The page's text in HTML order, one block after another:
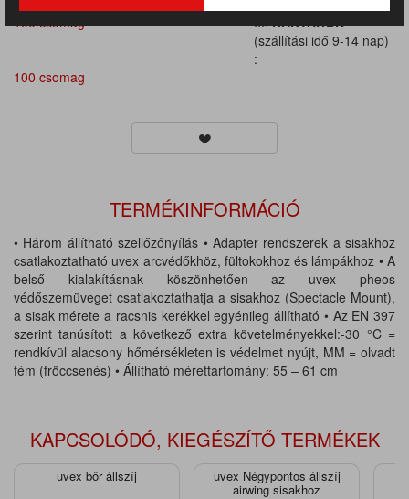
100 csomag
III.RAKTÁRON
(szállítási idő 9-14 nap)
:
100 csomag
TERMÉKINFORMÁCIÓ
• Három állítható szellőzőnyílás • Adapter rendszerek a sisakhoz
csatlakoztatható uvex arcvédőkhöz, fültokokhoz és lámpákhoz • A
belső kialakításnak köszönhetően az uvex pheos
védőszemüveget csatlakoztathatja a sisakhoz (Spectacle Mount),
a sisak mérete a racsnis kerékkel egyénileg állítható • Az EN 397
szerint tanúsított a következő extra követelményekkel:-30 °C =
rendkívül alacsony hőmérsékleten is védelmet nyújt, MM = olvadt
fém (fröccsenés) • Állítható mérettartomány: 55 – 61 cm
KAPCSOLÓDÓ, KIEGÉSZÍTŐ TERMÉKEK
uvex bőr állszíj uvex Négypontos állszíj
airwing sisakhoz